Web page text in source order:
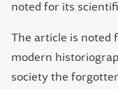
noted for its
The article is noted
modern
society the